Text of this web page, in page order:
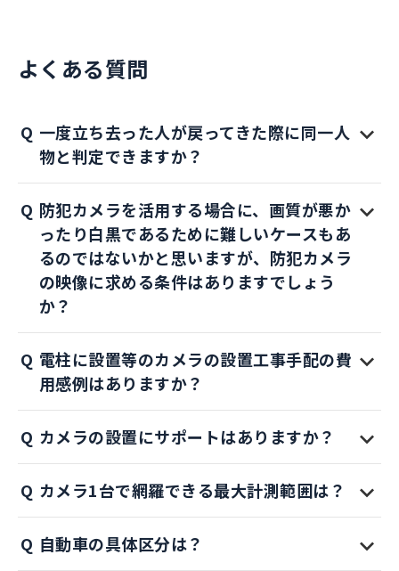
よくある質問
一度立ち去った人が戻ってきた際に同一人
物と判定できますか？
防犯カメラを活用する場合に、画質が悪か
ったり白黒であるために難しいケースもあ
るのではないかと思いますが、防犯カメラ
の映像に求める条件はありますでしょう
か？
電柱に設置等のカメラの設置工事手配の費
用感例はありますか？
カメラの設置にサポートはありますか？
カメラ1台で網羅できる最大計測範囲は？
自動車の具体区分は？